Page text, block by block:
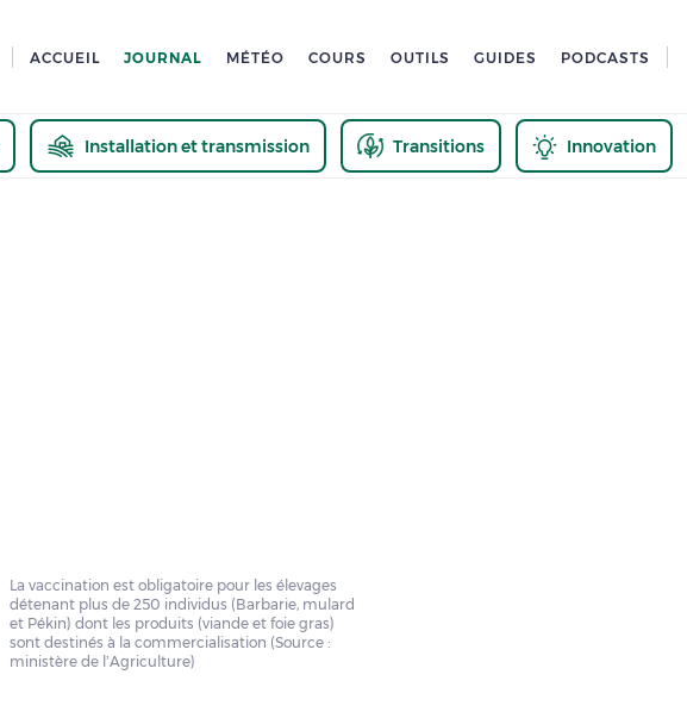
ACCUEIL JOURNAL MÉTÉO COURS OUTILS GUIDES PODCASTS
Installation et transmission Transitions Innovation
La vaccination est obligatoire pour les élevages
détenant plus de 250 individus (Barbarie, mulard
et Pékin) dont les produits (viande et foie gras)
sont destinés à la commercialisation (Source :
ministère de l’Agriculture)